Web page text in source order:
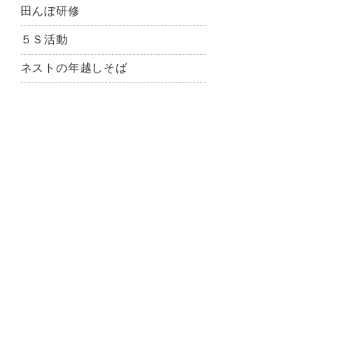
田んぼ研修
５Ｓ活動
ネストの年越しそば